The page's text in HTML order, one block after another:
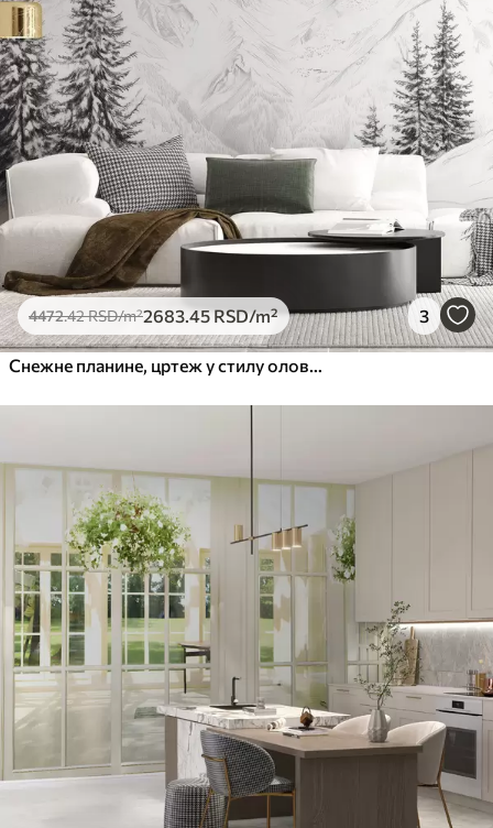
4472.42RSD/m²2683 .45RSD/m² 3